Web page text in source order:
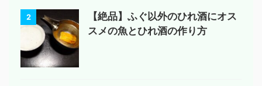
2
【絶品】ふぐ以外のひれ酒にオス
スメの魚とひれ酒の作り方